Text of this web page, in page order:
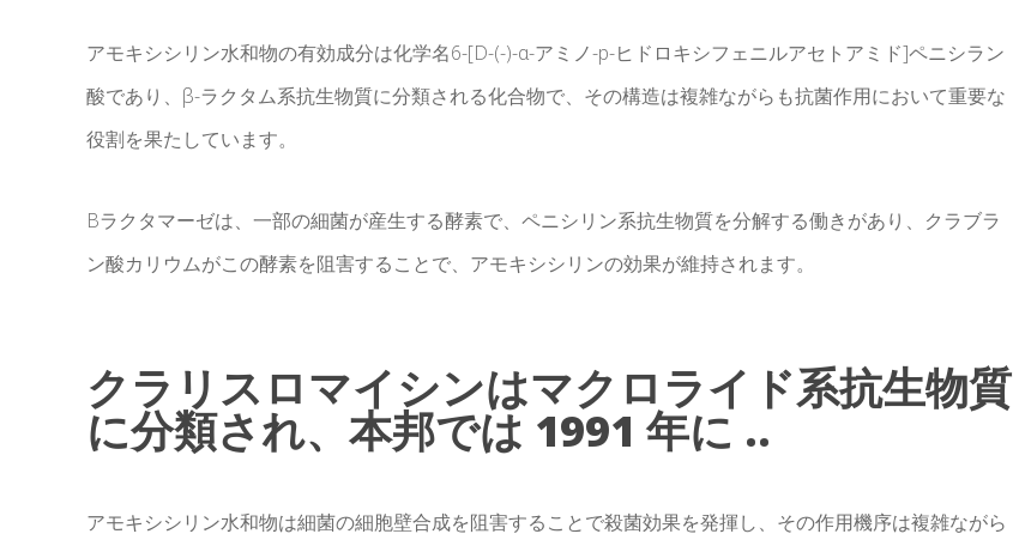
アモキシシリン水和物の有効成分は化学名6-[D-(-)-α-アミノ-p-ヒドロキシフェニルアセトアミド]ペニシラン
酸であり、β-ラクタム系抗生物質に分類される化合物で、その構造は複雑ながらも抗菌作用において重要な
役割を果たしています。
Βラクタマーゼは、一部の細菌が産生する酵素で、ペニシリン系抗生物質を分解する働きがあり、クラブラ
ン酸カリウムがこの酵素を阻害することで、アモキシシリンの効果が維持されます。
クラリスロマイシンはマクロライド系抗生物質
に分類され、本邦では 1991 年に ..
アモキシシリン水和物は細菌の細胞壁合成を阻害することで殺菌効果を発揮し、その作用機序は複雑ながら